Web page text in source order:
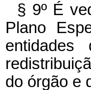
§ 9º É
Plano
do órgão e